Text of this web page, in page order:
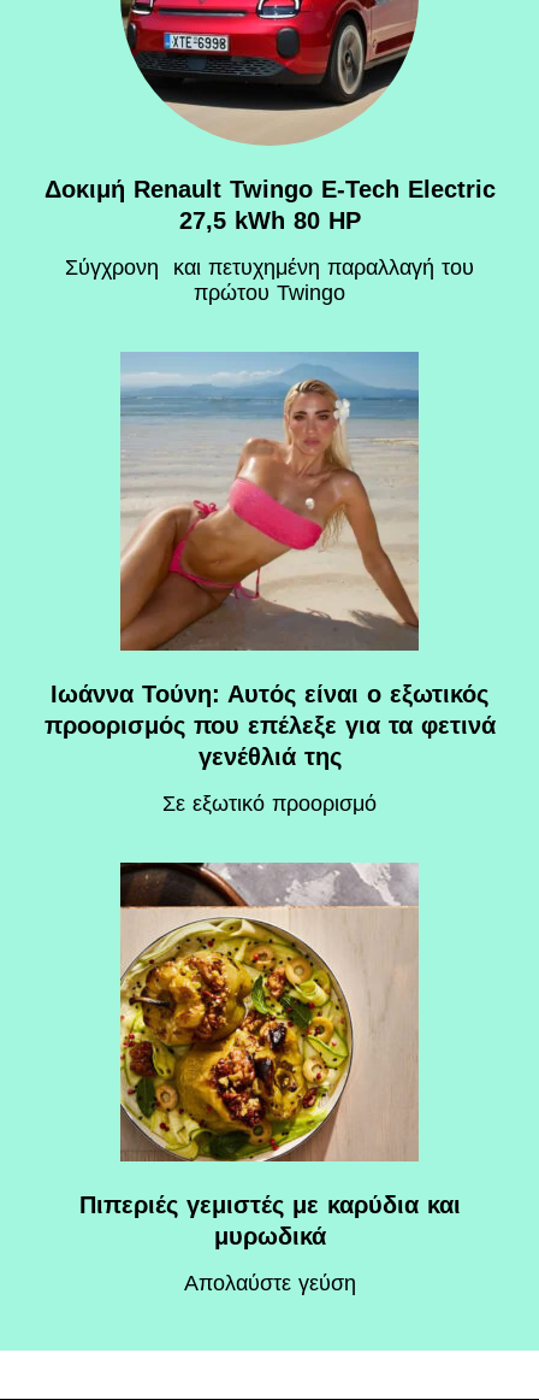
Δοκιμή Renault Twingo E-Tech Electric
27,5 kWh 80 HP
Σύγχρονη και πετυχημένη παραλλαγή του
πρώτου Twingo
Ιωάννα Τούνη: Αυτός είναι ο εξωτικός
προορισμός που επέλεξε για τα φετινά
γενέθλιά της
Σε εξωτικό προορισμό
Πιπεριές γεμιστές με καρύδια και
μυρωδικά
Απολαύστε γεύση